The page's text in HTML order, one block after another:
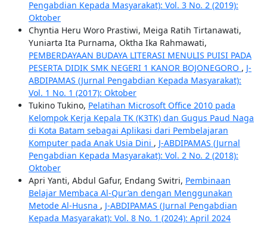
Pengabdian Kepada Masyarakat): Vol. 3 No. 2 (2019):
Oktober
Chyntia Heru Woro Prastiwi, Meiga Ratih Tirtanawati,
Yuniarta Ita Purnama, Oktha Ika Rahmawati,
PEMBERDAYAAN BUDAYA LITERASI MENULIS PUISI PADA
PESERTA DIDIK SMK NEGERI 1 KANOR BOJONEGORO , J-
ABDIPAMAS (Jurnal Pengabdian Kepada Masyarakat):
Vol. 1 No. 1 (2017): Oktober
Tukino Tukino, Pelatihan Microsoft Office 2010 pada
Kelompok Kerja Kepala TK (K3TK) dan Gugus Paud Naga
di Kota Batam sebagai Aplikasi dari Pembelajaran
Komputer pada Anak Usia Dini , J-ABDIPAMAS (Jurnal
Pengabdian Kepada Masyarakat): Vol. 2 No. 2 (2018):
Oktober
Apri Yanti, Abdul Gafur, Endang Switri, Pembinaan
Belajar Membaca Al-Qur’an dengan Menggunakan
Metode Al-Husna , J-ABDIPAMAS (Jurnal Pengabdian
Kepada Masyarakat): Vol. 8 No. 1 (2024): April 2024